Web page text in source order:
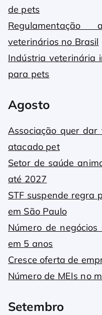
de pets
veterinários no Brasil
Indústria veterinária
para pets
Agosto
Associação quer
atacado pet
Setor de saúde
até 2027
STF suspende regra
em São Paulo
Número de
em 5 anos
Cresce oferta de
Número de MEIs no
Setembro